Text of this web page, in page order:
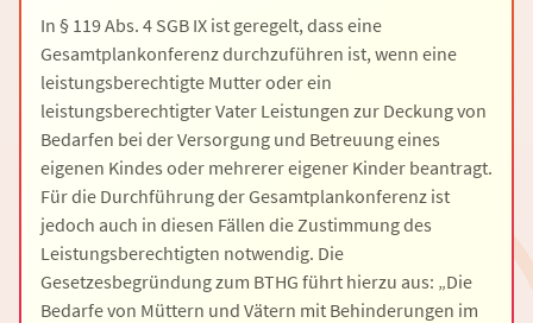
In § 119 Abs. 4 SGB IX ist geregelt, dass eine
Gesamtplankonferenz durchzuführen ist, wenn eine
leistungsberechtigte Mutter oder ein
leistungsberechtigter Vater Leistungen zur Deckung von
Bedarfen bei der Versorgung und Betreuung eines
eigenen Kindes oder mehrerer eigener Kinder beantragt.
Für die Durchführung der Gesamtplankonferenz ist
jedoch auch in diesen Fällen die Zustimmung des
Leistungsberechtigten notwendig. Die
Gesetzesbegründung zum BTHG führt hierzu aus: „Die
Bedarfe von Müttern und Vätern mit Behinderungen im